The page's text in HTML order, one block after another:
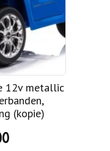
12v metallic
(kopie)